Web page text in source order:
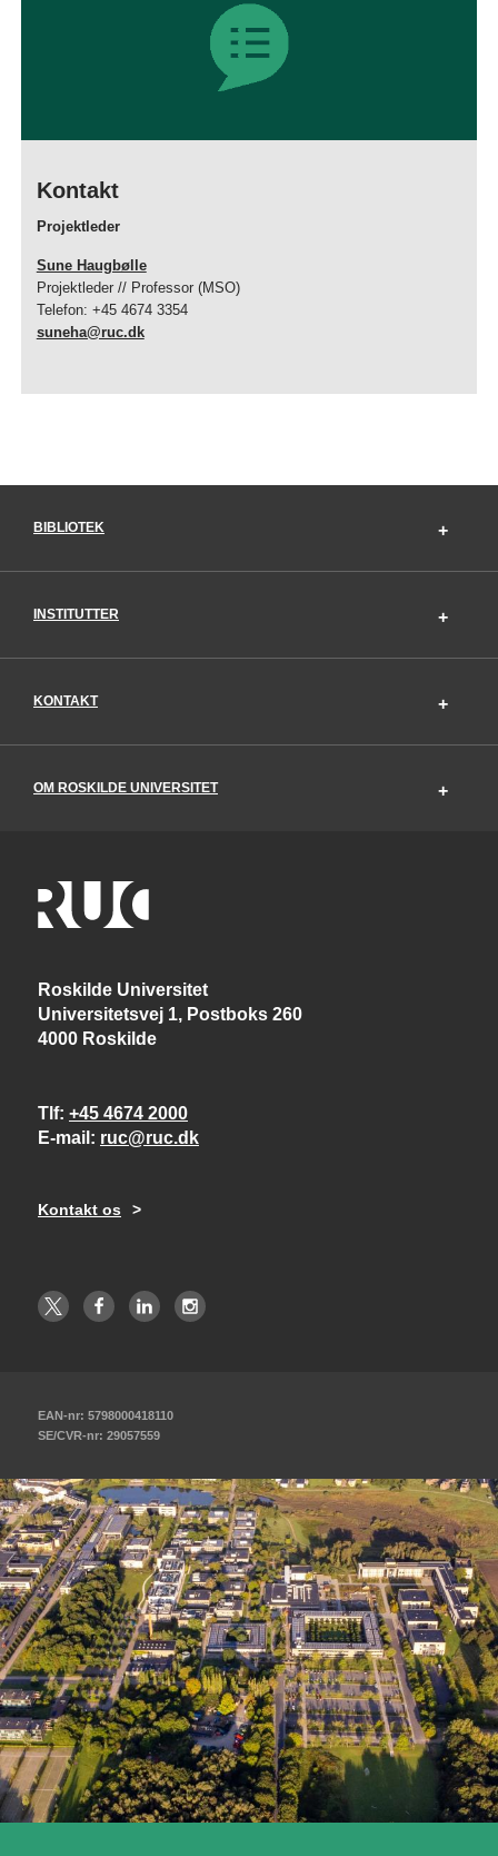
Kontakt
Projektleder
Sune Haugbølle
Projektleder // Professor (MSO)
Telefon: +45 4674 3354
suneha@ruc.dk
BIBLIOTEK
INSTITUTTER
KONTAKT
OM ROSKILDE UNIVERSITET
Roskilde Universitet
Universitetsvej 1, Postboks 260
4000 Roskilde
Tlf +45 4674 2000
E-mail
ruc@ruc.dk
Kontakt os
EAN-nr: 5798000418110
SE/CVR-nr: 29057559